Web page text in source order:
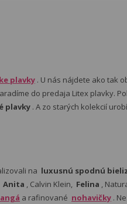
plavky . U nás nájdete ako tak
do predaja Litex plavky.
plavky . A zo starých kolekcií
na luxusnú spodnú
Anita , Calvin Klein, Felina ,
a rafinované nohavičky .